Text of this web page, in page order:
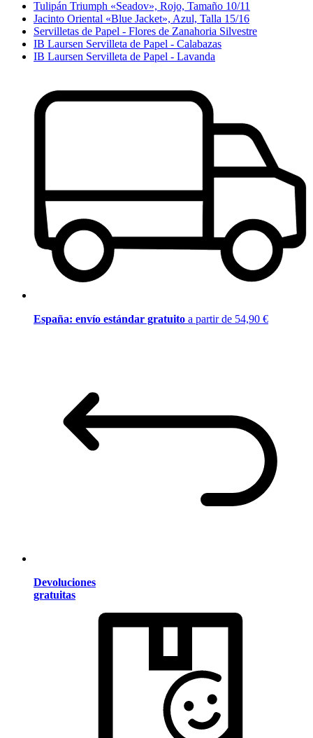
Tulipán Triumph «Seadov», Rojo, Tamaño 10/11
Jacinto Oriental «Blue Jacket», Azul, Talla 15/16
Servilletas de Papel - Flores de Zanahoria Silvestre
IB Laursen Servilleta de Papel - Calabazas
IB Laursen Servilleta de Papel - Lavanda
España: envío estándar gratuito a partir de 54,90 €
Devoluciones
gratuitas